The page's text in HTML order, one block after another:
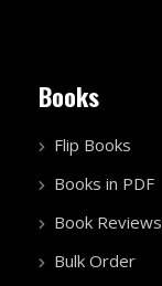
Books
Flip Books
Books in PDF
Book Reviews
Bulk Order